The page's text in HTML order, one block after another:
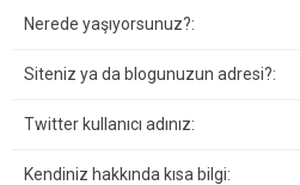
Nerede yaşıyorsunuz?:
Siteniz ya da blogunuzun adresi?:
Twitter kullanıcı adınız:
Kendiniz hakkında kısa bilgi: